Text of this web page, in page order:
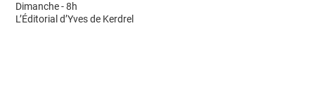
Dimanche - 8h
L’Éditorial d’Yves de Kerdrel